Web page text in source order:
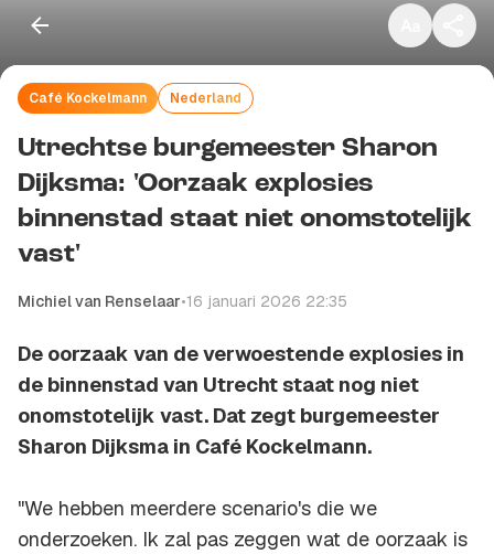
Café Kockelmann Nederland
Utrechtse burgemeester Sharon
Dijksma: 'Oorzaak explosies
binnenstad staat niet onomstotelijk
vast'
Michiel van Renselaar•16 januari 2026 22:35
De oorzaak van de verwoestende explosies in
de binnenstad van Utrecht staat nog niet
onomstotelijk vast. Dat zegt burgemeester
Sharon Dijksma in Café Kockelmann.
"We hebben meerdere scenario's die we
onderzoeken. Ik zal pas zeggen wat de oorzaak is